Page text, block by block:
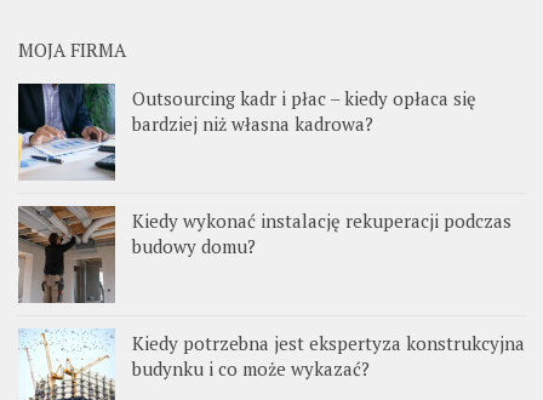
MOJA FIRMA
Outsourcing kadr i płac – kiedy opłaca się
bardziej niż własna kadrowa?
Kiedy wykonać instalację rekuperacji podczas
budowy domu?
Kiedy potrzebna jest ekspertyza konstrukcyjna
budynku i co może wykazać?